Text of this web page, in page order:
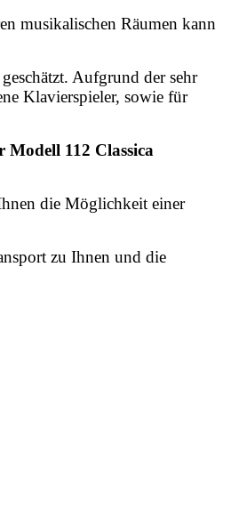
musikalischen Räumen kann
Aufgrund der sehr
Klavierspieler, sowie für
Modell 112 Classica
die Möglichkeit einer
zu Ihnen und die